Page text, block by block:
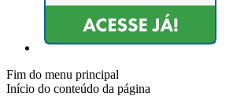
Fim do menu principal
Início do conteúdo da página